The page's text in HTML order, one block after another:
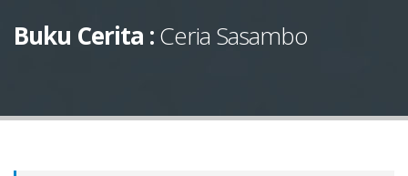
Buku Cerita :Ceria Sasambo